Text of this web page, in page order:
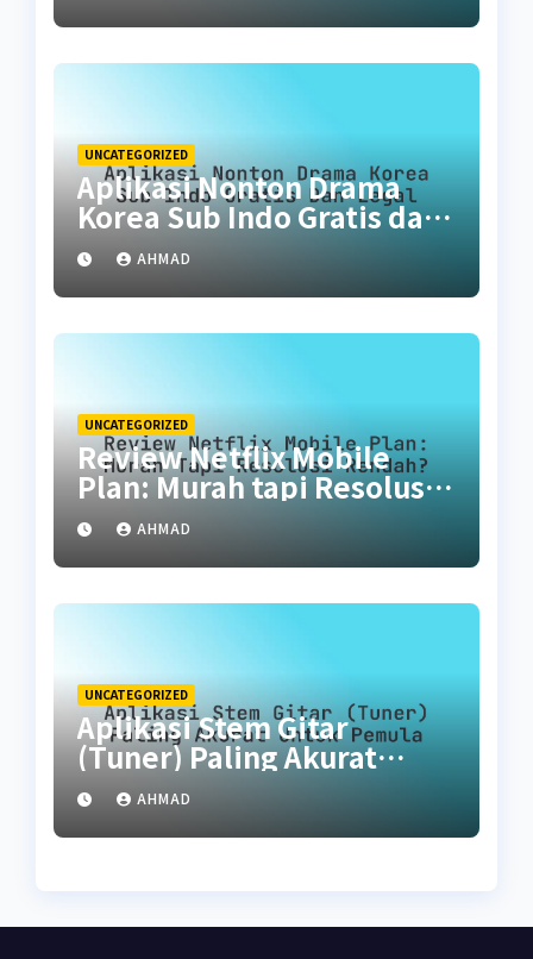
UNCATEGORIZED
Aplikasi Nonton Drama
Korea Sub Indo Gratis dan
LegalAHMAD
UNCATEGORIZED
Review Netflix Mobile
Plan: Murah tapi Resolusi
Rendah?
AHMAD
UNCATEGORIZED
Aplikasi Stem Gitar
(Tuner) Paling Akurat
untuk Pemula
AHMAD